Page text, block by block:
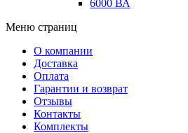
6000 ВА
Меню страниц
О компании
Доставка
Оплата
Гарантии и возврат
Отзывы
Контакты
Комплекты